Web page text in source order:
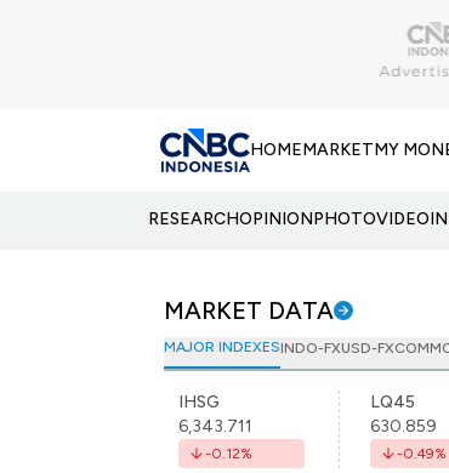
HOMEMARKETMY
RESEARCHOPINIONPHOTOVIDEO
MARKET DATA
MAJOR INDEXESINDO-FXUSD-FX
IHSG
6,343.711
-0.12%
LQ45
630.859
-0.49%